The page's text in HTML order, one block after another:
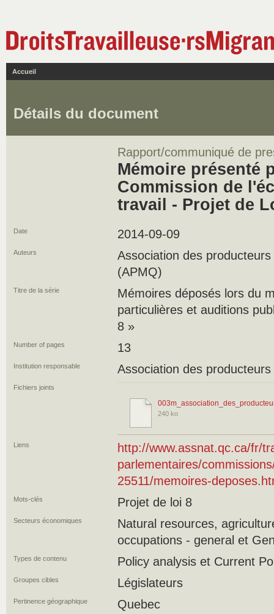
Accueil
Détails du document
Rapport/communiqué de
Mémoire présenté
Commission de
travail - Projet de
Date 2014-09-09
Auteurs
Association des
(APMQ)
Titre de la série
Mémoires déposés lors du
particulières et auditions
8 »
Number of pages 13
Institution responsable Association des
Fichiers joints
240 ko
Liens
http://www.assnat.qc.ca/fr/
parlementaires/
25511/memoires-
Mots-clés Projet de loi 8
Secteurs économiques
Natural resources,
occupations - general et
Types de contenu Policy analysis et Current
Groupes cibles Législateurs
Pertinence géographique Quebec